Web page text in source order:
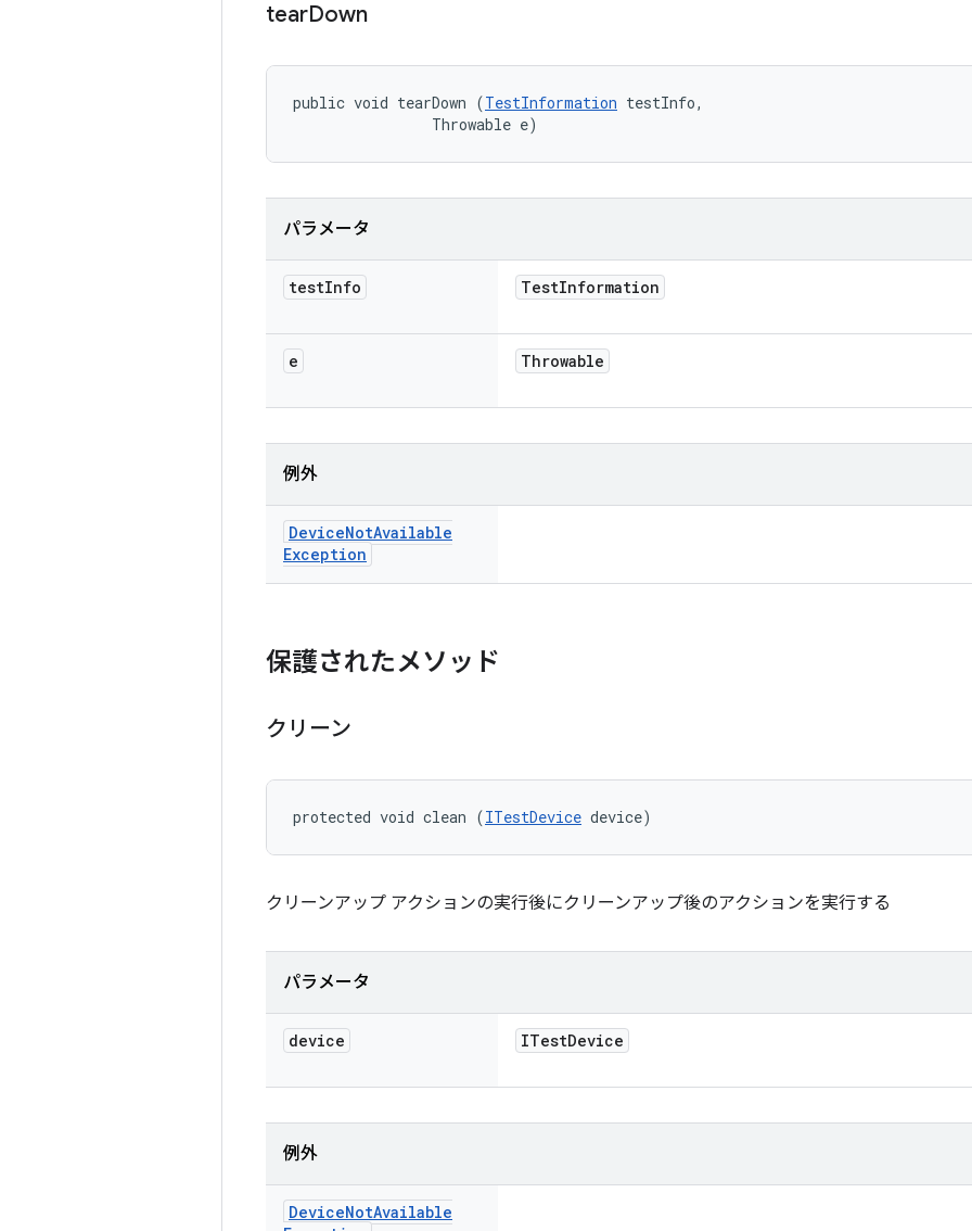
tearDown
public void tearDown (TestInformation testInfo,
                Throwable e)
パラメータ
testInfo TestInformation
e Throwable
例外
DeviceNotAvailable
Exception
保護されたメソッド
クリーン
protected void clean (ITestDevice device)
クリーンアップ アクションの実行後にクリーンアップ後のアクションを実行する
パラメータ
device ITestDevice
例外
DeviceNotAvailable